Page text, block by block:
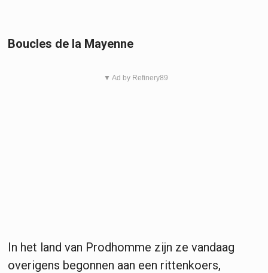
Boucles de la Mayenne
▼ Ad by Refinery89
In het land van Prodhomme zijn ze vandaag
overigens begonnen aan een rittenkoers,